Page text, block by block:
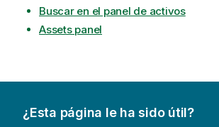
Buscar en el panel de activos
Assets panel
¿Esta página le ha sido útil?